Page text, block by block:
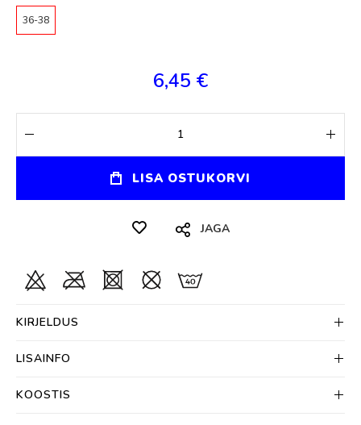
36-38
6,45 €
LISA OSTUKORVI
JAGA
KIRJELDUS
LISAINFO
KOOSTIS